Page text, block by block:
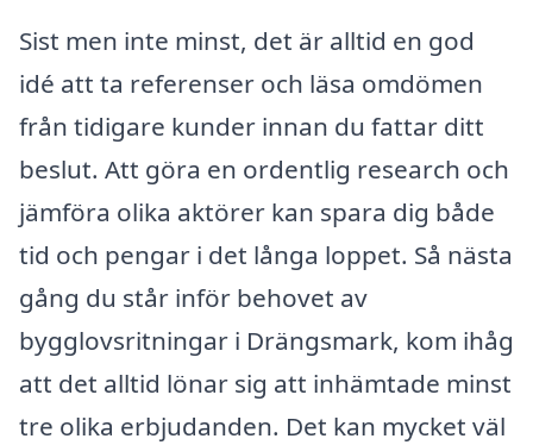
Sist men inte minst, det är alltid en god
idé att ta referenser och läsa omdömen
från tidigare kunder innan du fattar ditt
beslut. Att göra en ordentlig research och
jämföra olika aktörer kan spara dig både
tid och pengar i det långa loppet. Så nästa
gång du står inför behovet av
bygglovsritningar i Drängsmark, kom ihåg
att det alltid lönar sig att inhämtade minst
tre olika erbjudanden. Det kan mycket väl